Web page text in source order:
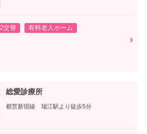
2交替
有料老人ホーム
総愛診療所
都営新宿線 瑞江駅より徒歩5分